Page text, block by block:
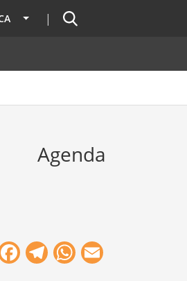
Llista les accions addicionals
Cercador
Agenda
Facebook
Telegram
WhatsApp